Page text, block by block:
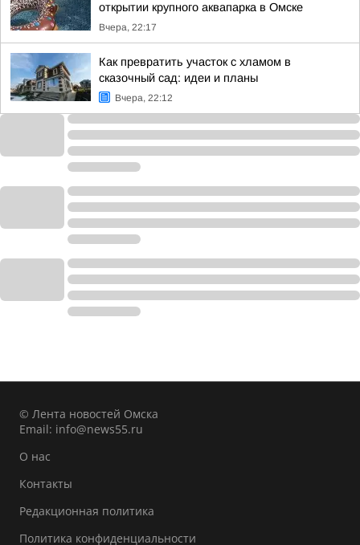
открытии крупного аквапарка в Омске
Вчера, 22:17
Как превратить участок с хламом в
сказочный сад: идеи и планы
Вчера, 22:12
© Лента новостей Омска
Email: info@news55.ru
О нас
Контакты
Редакционная политика
Политика конфиденциальности